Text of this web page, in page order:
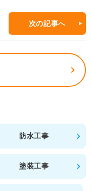
次の記事へ
防水工事
塗装工事